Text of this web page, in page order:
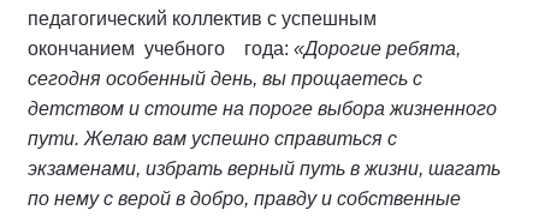
педагогический коллектив с успешным
окончанием учебного года: «Дорогие ребята,
сегодня особенный день, вы прощаетесь с
детством и стоите на пороге выбора жизненного
пути. Желаю вам успешно справиться с
экзаменами, избрать верный путь в жизни, шагать
по нему с верой в добро, правду и собственные